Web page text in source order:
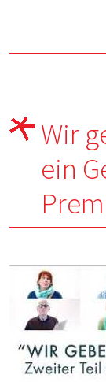
Wir
ein